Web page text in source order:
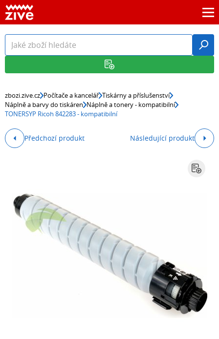
zbozi.zive.cz Počítače a kancelář Tiskárny a příslušenství
Náplně a barvy do tiskáren Náplně a tonery - kompatibilní
TONERSYP Ricoh 842283 - kompatibilní
Předchozí produkt Následující produkt